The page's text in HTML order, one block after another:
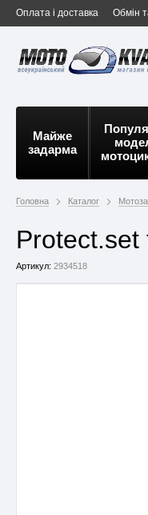
Оплата і доставка Обмін
Майже
задарма
Головна Каталог
Артикул: 2934518